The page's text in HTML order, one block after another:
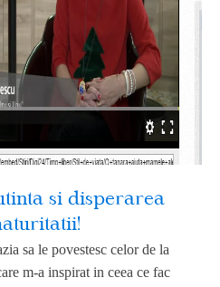
si disperarea
sa le povestesc celor de la
m-a inspirat in ceea ce fac